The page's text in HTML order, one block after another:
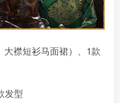
大襟短衫马面裙）、1款
发型